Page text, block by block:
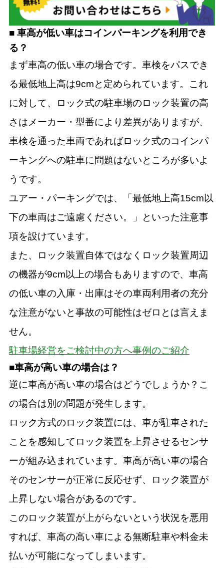
■ 車高が低い車はコインパーキングを利用でき
る？
まず車高の低い車の場合です。車検をパスでき
る最低地上高は9cmと定められています。これ
に対して、ロック式の駐車場のロック装置の高
さはメーカー・型番により差異がありますが、
車検を通った車両であればロック式のコインパ
ーキングへの駐車に問題はないところが多いよ
うです。
ユアー・パーキングでは、「最低地上高15cm以
下の車両はご遠慮ください。」といった注意事
項を設けています。
また、ロック装置自体ではなくロック装置周辺
の機器が9cm以上の場合もありますので、車高
の低い車の入庫・出庫はその車両利用者の充分
な注意がないと事故の可能性はゼロとは言えま
せん。
駐車場経営をご検討中の方へ事例のご紹介
■車高が高い車の場合は？
逆に車高が高い車の場合はどうでしょうか？こ
の場合は別の問題が発生します。
ロック方式のロック装置には、車が駐車された
ことを感知してロック装置を上昇させるセンサ
ーが組み込まれています。車高が高い車の場合
そのセンサーが正常に反応せず、ロック装置が
上昇しない場合があるのです。
このロック装置が上がらないという状況を悪用
すれば、車高の高い車による無断駐車や料金未
払いが可能になってしまいます。